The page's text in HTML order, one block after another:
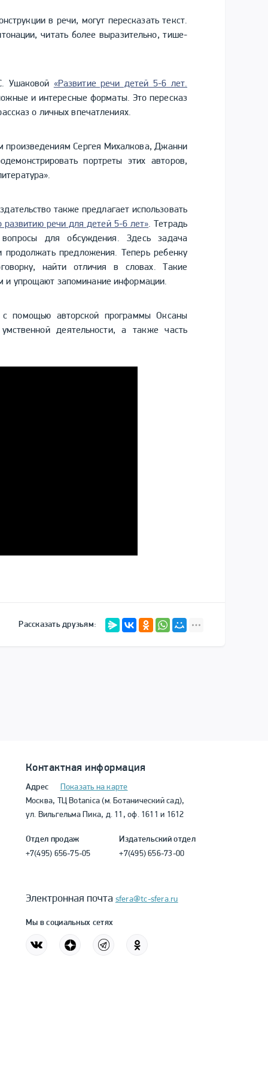
в речи, могут пересказать текст.
читать более выразительно, тише-
Ушаковой «Развитие речи детей 5-6 лет.
и интересные форматы. Это пересказ
о личных впечатлениях.
произведениям Сергея Михалкова, Джанни
портреты этих авторов,
также предлагает использовать
развитию речи для детей 5-6 лет». Тетрадь
для обсуждения. Здесь задача
предложения. Теперь ребенку
найти отличия в словах. Такие
и упрощают запоминание информации.
помощью авторской программы Оксаны
деятельности, а также часть
Рассказать друзьям:
Контактная информация
Адрес
Показать на карте
Москва, ТЦ Botanica (м. Ботанический сад),
ул. Вильгельма Пика, д. 11, оф. 1611 и 1612
Отдел продаж
+7(495) 656-75-05
Издательский отдел
+7(495) 656-73-00
Электронная почта sfera@tc-sfera.ru
Мы в социальных сетях